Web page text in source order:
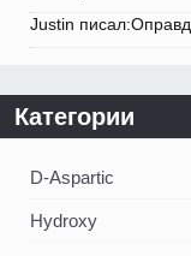
Justin
Категории
D-Aspartic
Hydroxy